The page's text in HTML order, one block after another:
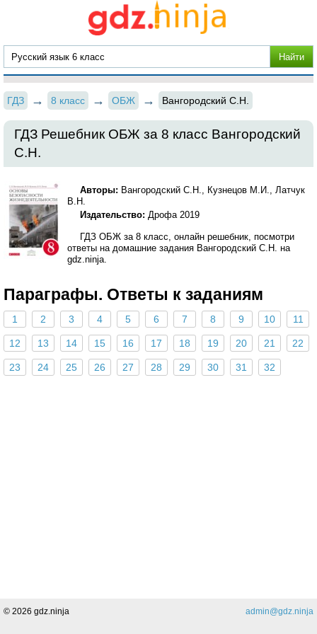
ГДЗ 8 класс ОБЖ Вангородский С.Н.
ГДЗ Решебник ОБЖ за 8 класс Вангородский
С.Н.
Авторы: Вангородский С.Н., Кузнецов М.И., Латчук
В.Н.
Издательство:Дрофа 2019
ГДЗ ОБЖ за 8 класс, онлайн решебник, посмотри
ответы на домашние задания Вангородский С.Н. на
gdz.ninja.
Параграфы. Ответы к заданиям
1 2 3 4 5 6 7 8 9 10 11
12 13 14 15 16 17 18 19 20 21 22
23 24 25 26 27 28 29 30 31 32
© 2026 gdz.ninja admin@gdz.ninja